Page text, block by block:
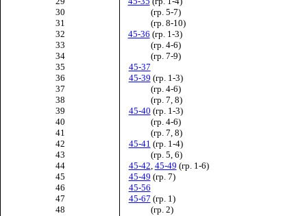
30
(гр. 5-7)
31
(гр. 8-10)
32
45-36 (гр. 1-3)
33
(гр. 4-6)
34
(гр. 7-9)
35
45-37
36
45-39 (гр. 1-3)
37
(гр. 4-6)
38
(гр. 7, 8)
39
45-40 (гр. 1-3)
40
(гр. 4-6)
41
(гр. 7, 8)
42
45-41 (гр. 1-4)
43
(гр. 5, 6)
44
45-42, 45-49 (гр. 1-6)
45
45-49 (гр. 7)
46
45-56
47
45-67 (гр. 1)
48
(гр. 2)